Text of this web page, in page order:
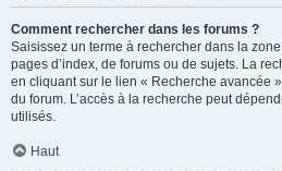
Comment rechercher dans les forums ?
Saisissez un terme à rechercher dans la
pages d’index, de forums ou de sujets. La
en cliquant sur le lien « Recherche avancée
du forum. L’accès à la recherche peut
utilisés.
Haut